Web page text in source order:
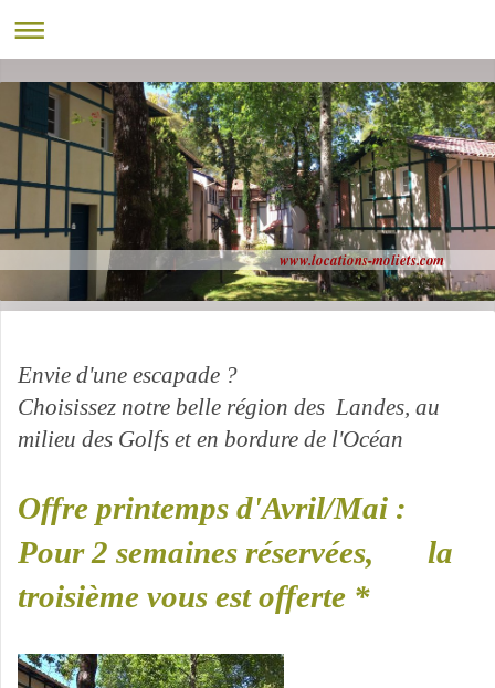
www.locations-moliets.com
Envie d'une escapade ?
Choisissez notre belle région des Landes, au
milieu des Golfs et en bordure de l'Océan
Offre printemps d'Avril/Mai :
Pour 2 semaines réservées, la
troisième vous est offerte *